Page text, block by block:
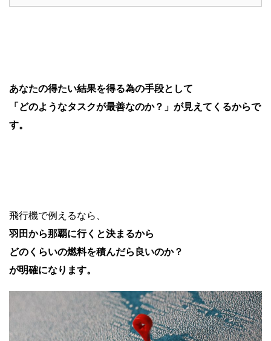
あなたの得たい結果を得る為の手段として
「どのようなタスクが最善なのか？」が見えてくるからで
す。
飛行機で例えるなら、
羽田から那覇に行くと決まるから
どのくらいの燃料を積んだら良いのか？
が明確になります。